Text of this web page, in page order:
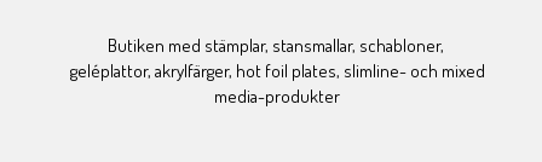
Butiken med stämplar, stansmallar, schabloner,
geléplattor, akrylfärger, hot foil plates, slimline- och mixed
media-produkter